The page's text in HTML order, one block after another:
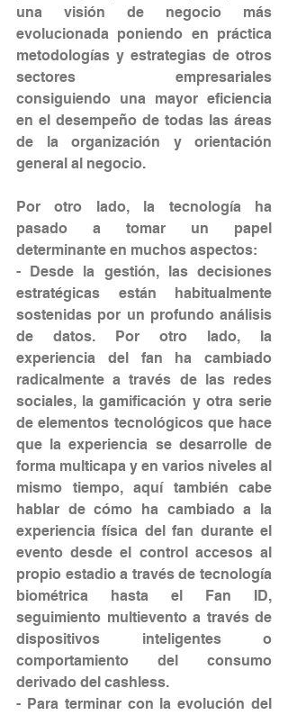
una visión de negocio más
evolucionada poniendo en práctica
metodologías y estrategias de otros
sectores empresariales
consiguiendo una mayor eficiencia
en el desempeño de todas las áreas
de la organización y orientación
general al negocio.
Por otro lado, la tecnología ha
pasado a tomar un papel
determinante en muchos aspectos:
- Desde la gestión, las decisiones
estratégicas están habitualmente
sostenidas por un profundo análisis
de datos. Por otro lado, la
experiencia del fan ha cambiado
radicalmente a través de las redes
sociales, la gamificación y otra serie
de elementos tecnológicos que hace
que la experiencia se desarrolle de
forma multicapa y en varios niveles al
mismo tiempo, aquí también cabe
hablar de cómo ha cambiado a la
experiencia física del fan durante el
evento desde el control accesos al
propio estadio a través de tecnología
biométrica hasta el Fan ID,
seguimiento multievento a través de
dispositivos inteligentes o
comportamiento del consumo
derivado del cashless.
- Para terminar con la evolución del